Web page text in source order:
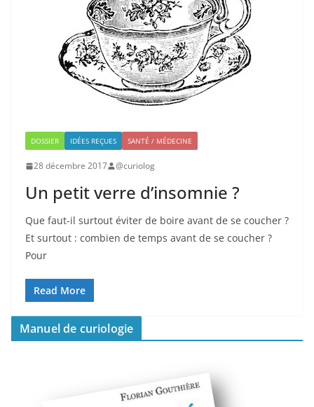
DOSSIER IDÉES REÇUES SANTÉ / MÉDECINE
28 décembre 2017 @curiolog
Un petit verre d’insomnie ?
Que faut-il surtout éviter de boire avant de se coucher ?
Et surtout : combien de temps avant de se coucher ?
Pour
Read More
Manuel de curiologie